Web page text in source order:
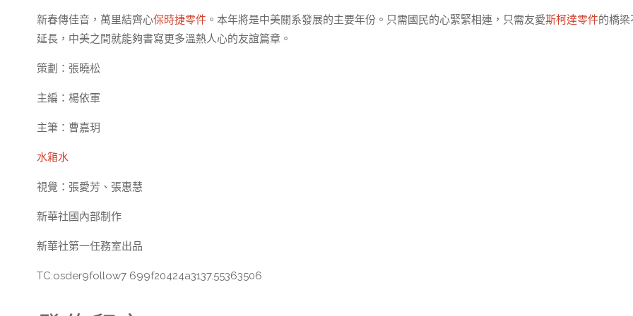
新春傳佳音，萬里結齊心保時捷零件 。本年將是中美關系發展的主要年份。只需國民的心緊緊相連，只需友愛斯柯達零件的橋梁
延長，中美之間就能夠書寫更多溫熱人心的友誼篇章。
策劃：張曉松
主編：楊依軍
主筆：曹嘉玥
水箱水
視覺：張愛芳、張惠慧
新華社國內部制作
新華社第一任務室出品
TC:osder9follow7 699f20424a3137.55363506